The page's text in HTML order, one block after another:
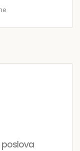
poslova